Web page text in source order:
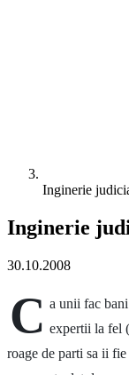
Inginerie
Inginerie
30.10.2008
C a unii fac
expertii la fel
roage de parti sa ii